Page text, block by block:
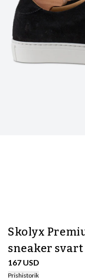
Skolyx
sneaker
167 USD
Prishistorik